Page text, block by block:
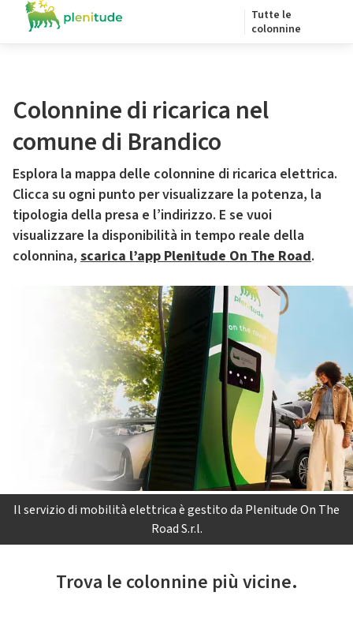
Tutte le
colonnine
Colonnine di ricarica nel
comune di Brandico
Esplora la mappa delle colonnine di ricarica elettrica.
Clicca su ogni punto per visualizzare la potenza, la
tipologia della presa e l’indirizzo. E se vuoi
visualizzare la disponibilità in tempo reale della
colonnina, scarica l’app Plenitude On The Road.
Il servizio di mobilità elettrica è gestito da Plenitude On The
Road S.r.l.
Trova le colonnine più vicine.